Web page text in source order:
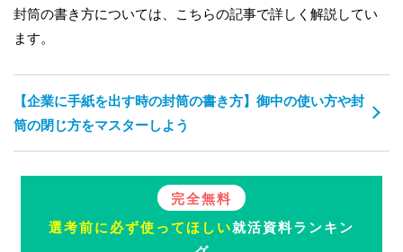
封筒の書き方については、こちらの記事で詳しく解説してい
ます。
【企業に手紙を出す時の封筒の書き方】御中の使い方や封
筒の閉じ方をマスターしよう
完全無料
選考前に必ず使ってほしい就活資料ランキン